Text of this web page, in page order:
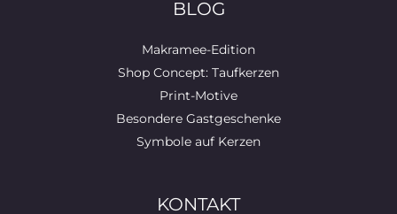
BLOG
Makramee-Edition
Shop Concept: Taufkerzen
Print-Motive
Besondere Gastgeschenke
Symbole auf Kerzen
KONTAKT